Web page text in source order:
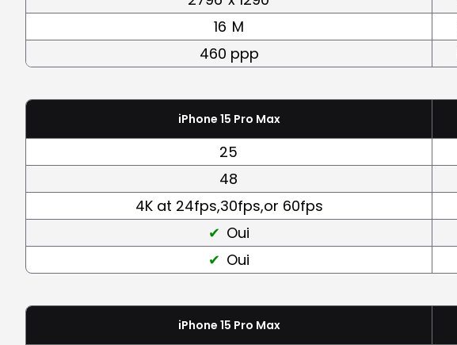
16 M
460 ppp
iPhone 15 Pro Max
25
48
4K at 24fps,30fps,or 60fps
Oui
Oui
iPhone 15 Pro Max